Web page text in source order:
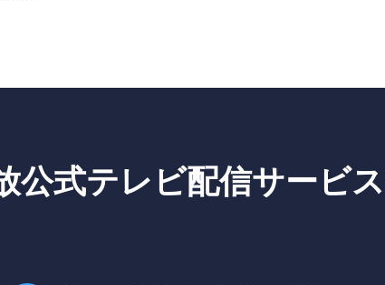
公式テレビ配信サービ